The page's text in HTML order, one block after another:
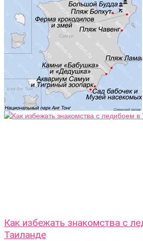
Как избежать знакомства с
Таиланде